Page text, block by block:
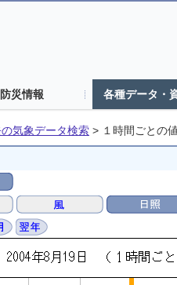
防災情報 各種データ・
気象データ検索 > １時間ごとの